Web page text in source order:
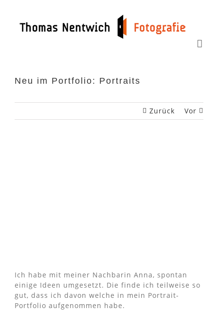
springen
Neu im Portfolio: Portraits
Zurück Vor
Ich habe mit meiner Nachbarin Anna, spontan
einige Ideen umgesetzt. Die finde ich teilweise so
gut, dass ich davon welche in mein Portrait-
Portfolio aufgenommen habe.